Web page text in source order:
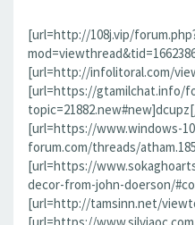
[url=http://108j.vip/
[url=http://infolitoral.com/
[url=https://gtamilchat.info/
[url=https://www.windows-
forum.com/threads/
[url=https://
decor-from-john-doerson/
[url=http://tamsinn.net/